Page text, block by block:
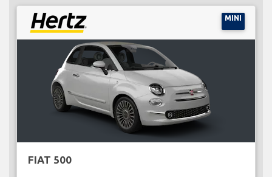
MINI
FIAT 500